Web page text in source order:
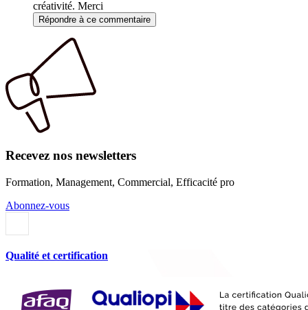
créativité. Merci
Répondre à ce commentaire
Recevez nos newsletters
Formation, Management, Commercial, Efficacité pro
Abonnez-vous
Qualité et certification